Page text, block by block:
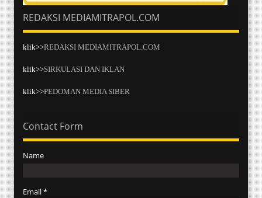
REDAKSI MEDIAMITRAPOL.COM
klik>>REDAKSI MEDIAMITRAPOL.COM
klik>>SIRKULASI DAN IKLAN
klik>>PEDOMAN MEDIA SIBER
Contact Form
Name
Email*